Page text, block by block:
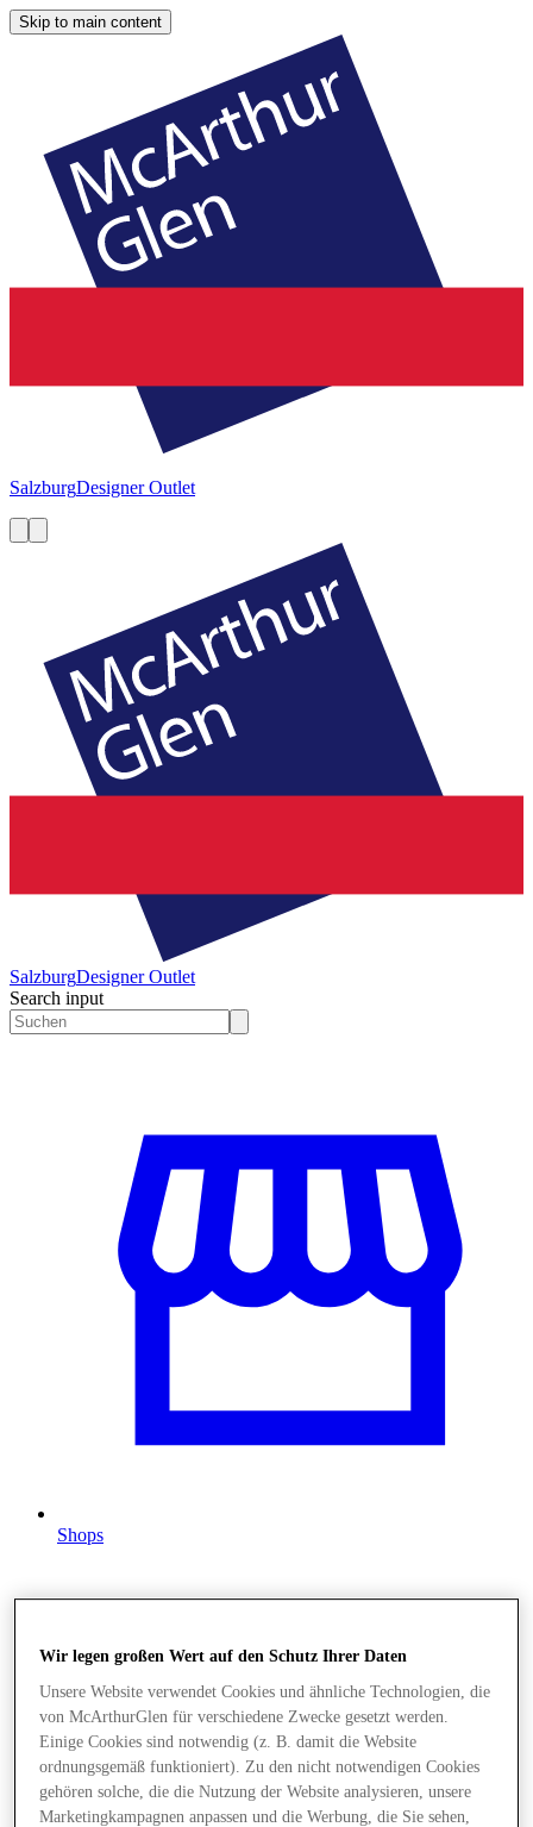
Skip to main content
SalzburgDesigner Outlet
SalzburgDesigner Outlet
Search input
Shops
Wir legen großen Wert auf den Schutz Ihrer Daten
Unsere Website verwendet Cookies und ähnliche Technologien, die
von McArthurGlen für verschiedene Zwecke gesetzt werden.
Einige Cookies sind notwendig (z. B. damit die Website
ordnungsgemäß funktioniert). Zu den nicht notwendigen Cookies
gehören solche, die die Nutzung der Website analysieren, unsere
Marketingkampagnen anpassen und die Werbung, die Sie sehen,